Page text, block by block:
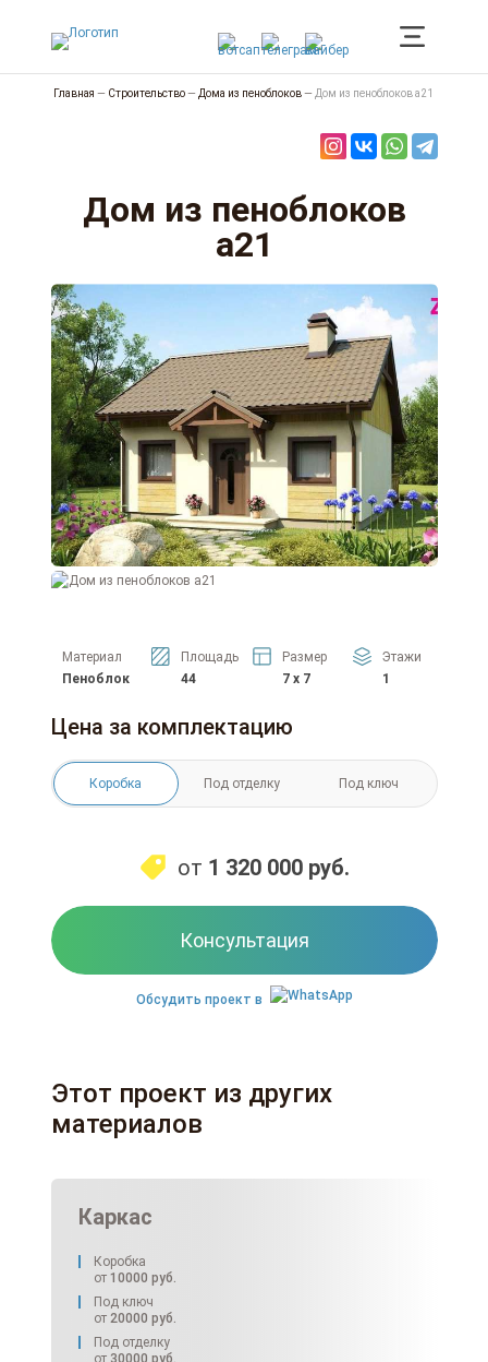
Главная — Строительство— Дома из пеноблоков— Дом из пеноблоков а21
Дом из пеноблоков
а21
Материал
Пеноблок
Площадь
44
Размер
7 x 7
Этажи
1
Цена за комплектацию
Коробка Под отделку Под ключ
от 1 320 000 руб.
Консультация
Обсудить проект в
Этот проект из других
материалов
Каркас
Коробка
от 10000 руб.
Под ключ
от 20000 руб.
Под отделку
от 30000 руб.